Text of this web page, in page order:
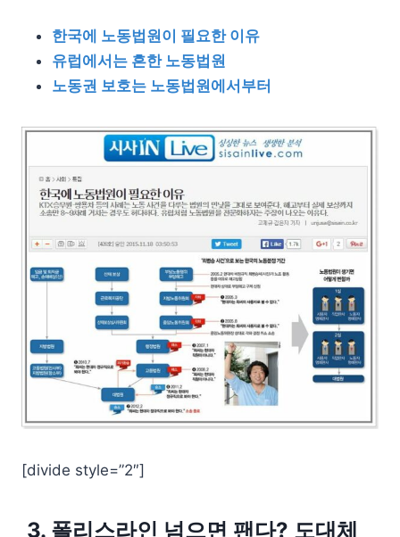
한국에 노동법원이 필요한 이유
유럽에서는 흔한 노동법원
노동권 보호는 노동법원에서부터
[divide style=”2″]
3. 폴리스라인 넘으면 팬다? 도대체